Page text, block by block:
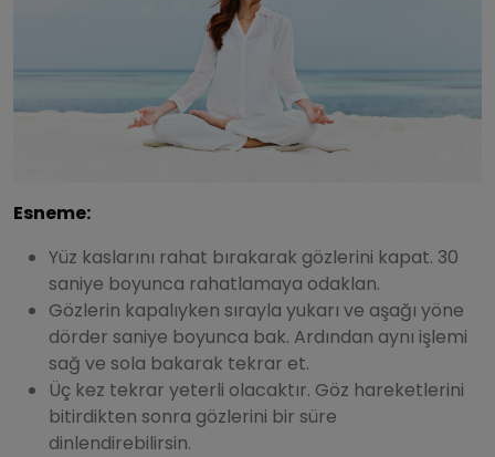
Esneme:
Yüz kaslarını rahat bırakarak gözlerini kapat. 30
saniye boyunca rahatlamaya odaklan.
Gözlerin kapalıyken sırayla yukarı ve aşağı yöne
dörder saniye boyunca bak. Ardından aynı işlemi
sağ ve sola bakarak tekrar et.
Üç kez tekrar yeterli olacaktır. Göz hareketlerini
bitirdikten sonra gözlerini bir süre
dinlendirebilirsin.